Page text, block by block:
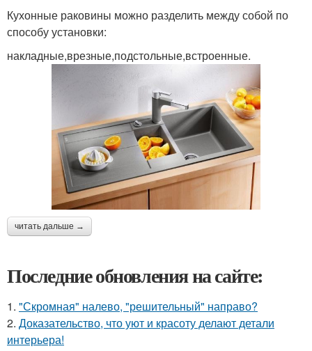
Кухонные раковины можно разделить между собой по
способу установки:
накладные,врезные,подстольные,встроенные.
читать дальше →
Последние обновления на сайте:
1. "Скромная" налево, "решительный" направо?
2. Доказательство, что уют и красоту делают детали
интерьера!